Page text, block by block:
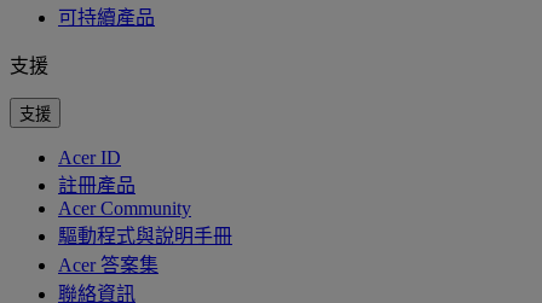
可持續產品
支援
支援
Acer ID
註冊產品
Acer Community
驅動程式與說明手冊
Acer 答案集
聯絡資訊